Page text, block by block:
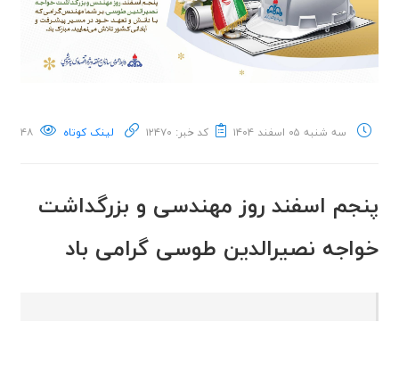
سه شنبه ۰۵ اسفند ۱۴۰۴ کد خبر: ۱۲۴۷۰ لینک کوتاه ۴۸
پنجم اسفند روز مهندسی و بزرگداشت
خواجه نصیرالدین طوسی گرامی باد